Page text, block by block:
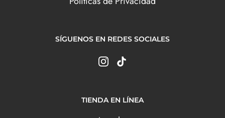
SÍGUENOS EN REDES SOCIALES
TIENDA EN LÍNEA